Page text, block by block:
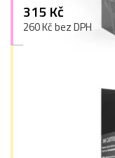
315 Kč
260 Kč bez DPH